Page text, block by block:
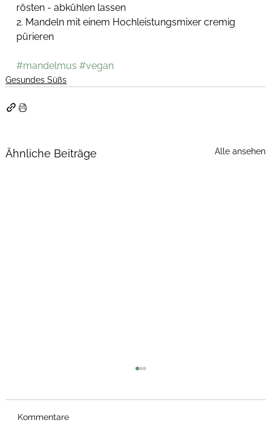
rösten - abkühlen lassen
2. Mandeln mit einem Hochleistungsmixer cremig
pürieren
#mandelmus #vegan
Gesundes Süßs
Ähnliche Beiträge Alle ansehen
Kommentare